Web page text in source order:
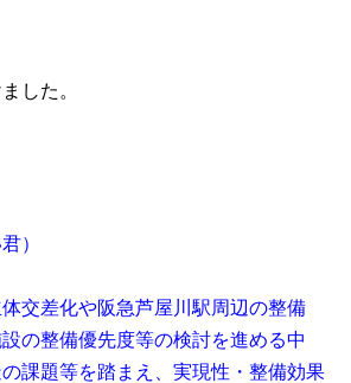
した。
君）
交差化や阪急芦屋川駅周辺の整備
の整備優先度等の検討を進める中
課題等を踏まえ、実現性・整備効果